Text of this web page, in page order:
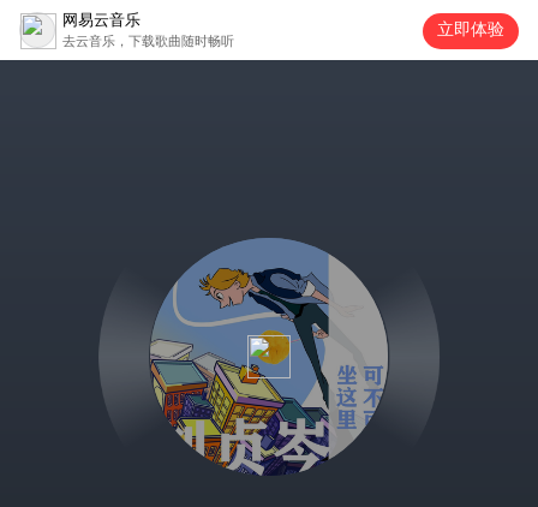
网易云音乐
去云音乐，下载歌曲随时畅听
立即体验